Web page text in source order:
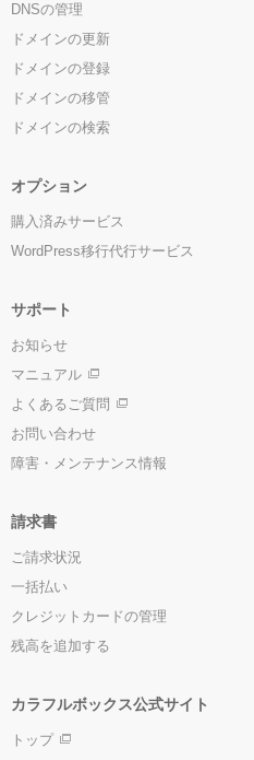
DNSの管理
ドメインの更新
ドメインの登録
ドメインの移管
ドメインの検索
オプション
購入済みサービス
WordPress移行代行サービス
サポート
お知らせ
マニュアル
よくあるご質問
お問い合わせ
障害・メンテナンス情報
請求書
ご請求状況
一括払い
クレジットカードの管理
残高を追加する
カラフルボックス公式サイト
トップ